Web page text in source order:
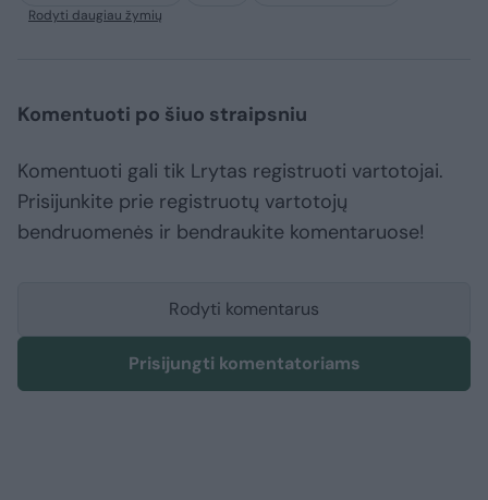
Rodyti daugiau žymių
Komentuoti po šiuo straipsniu
Komentuoti gali tik Lrytas registruoti vartotojai.
Prisijunkite prie registruotų vartotojų
bendruomenės ir bendraukite komentaruose!
Rodyti komentarus
Prisijungti komentatoriams